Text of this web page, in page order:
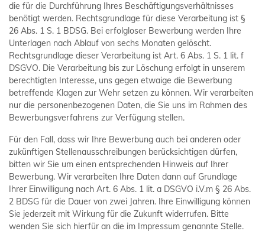
die für die Durchführung Ihres Beschäftigungsverhältnisses
benötigt werden. Rechtsgrundlage für diese Verarbeitung ist §
26 Abs. 1 S. 1 BDSG. Bei erfolgloser Bewerbung werden Ihre
Unterlagen nach Ablauf von sechs Monaten gelöscht.
Rechtsgrundlage dieser Verarbeitung ist Art. 6 Abs. 1 S. 1 lit. f
DSGVO. Die Verarbeitung bis zur Löschung erfolgt in unserem
berechtigten Interesse, uns gegen etwaige die Bewerbung
betreffende Klagen zur Wehr setzen zu können. Wir verarbeiten
nur die personenbezogenen Daten, die Sie uns im Rahmen des
Bewerbungsverfahrens zur Verfügung stellen.
Für den Fall, dass wir Ihre Bewerbung auch bei anderen oder
zukünftigen Stellenausschreibungen berücksichtigen dürfen,
bitten wir Sie um einen entsprechenden Hinweis auf Ihrer
Bewerbung. Wir verarbeiten Ihre Daten dann auf Grundlage
Ihrer Einwilligung nach Art. 6 Abs. 1 lit. a DSGVO i.V.m § 26 Abs.
2 BDSG für die Dauer von zwei Jahren. Ihre Einwilligung können
Sie jederzeit mit Wirkung für die Zukunft widerrufen. Bitte
wenden Sie sich hierfür an die im Impressum genannte Stelle.